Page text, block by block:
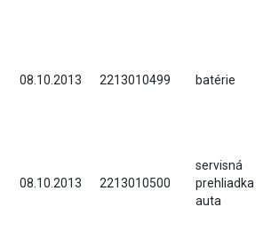
08.10.2013 2213010499 batérie
08.10.2013 2213010500
servisná
prehliadka
auta